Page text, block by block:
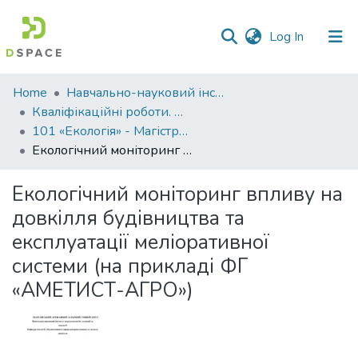
Log In (current)
Communities
&
Collections
Statistics
Home
Навчально-науковий інститут агротехнологій, селекції та екології
Кваліфікаційні роботи. ННІ агротехнологій, селекції та екології
101 «Екологія» - Магістри 2024-2025
Екологічний моніторинг впливу на довкілля будівництва та експлуатації меліоративної системи (на прикладі ФГ «АМЕТИСТ-АГРО»)
Екологічний моніторинг впливу на
довкілля будівництва та
експлуатації меліоративної
системи (на прикладі ФГ
«АМЕТИСТ-АГРО»)